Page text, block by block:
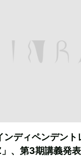
ンディペンデント
、第3期講義発表